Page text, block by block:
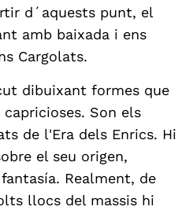
d´aquests punt, el
amb baixada i ens
Cargolats.
dibuixant formes que
Son els
de l'Era dels Enrics. Hi
el seu origen,
Realment, de
llocs del massis hi